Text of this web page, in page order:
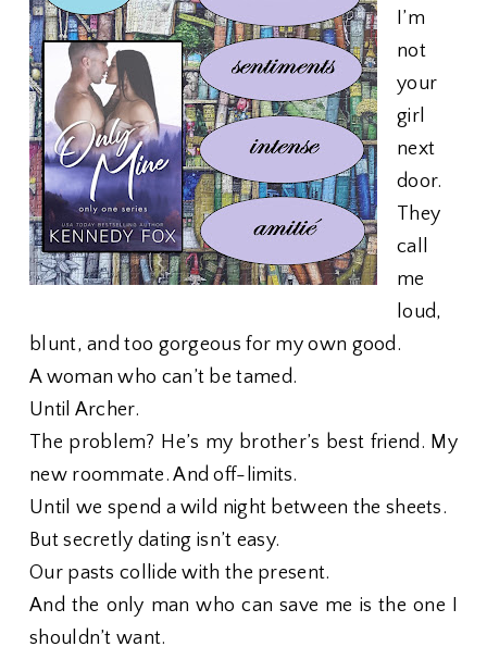
I’m
not
your
girl
next
door.
They
call
me
loud,
blunt, and too gorgeous for my own good.
A woman who can’t be tamed.
Until Archer.
The problem? He’s my brother’s best friend. My
new roommate. And off-limits.
Until we spend a wild night between the sheets.
But secretly dating isn’t easy.
Our pasts collide with the present.
And the only man who can save me is the one I
shouldn’t want.